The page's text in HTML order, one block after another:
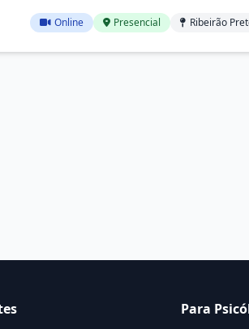
Ribeirão Preto - UNAERP e
Psicanalíti...
Online Presencial Ribeirão
Para